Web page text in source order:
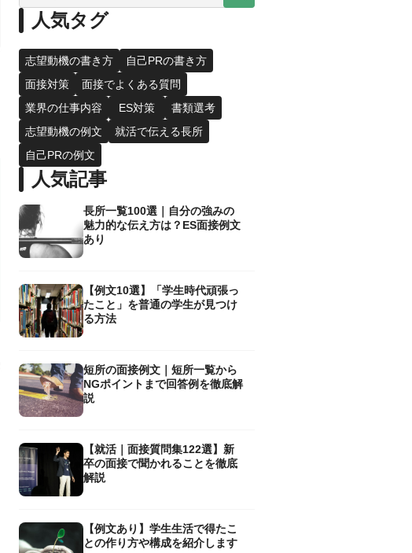
人気タグ
志望動機の書き方
自己PRの書き方
面接対策
面接でよくある質問
業界の仕事内容
ES対策
書類選考
志望動機の例文
就活で伝える長所
自己PRの例文
人気記事
長所一覧100選｜自分の強みの
魅力的な伝え方は？ES面接例文
あり
【例文10選】「学生時代頑張っ
たこと」を普通の学生が見つけ
る方法
短所の面接例文｜短所一覧から
NGポイントまで回答例を徹底解
説
【就活｜面接質問集122選】新
卒の面接で聞かれることを徹底
解説
【例文あり】学生生活で得たこ
との作り方や構成を紹介します